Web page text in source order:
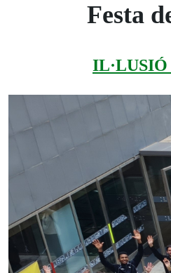
Festa
IL·LUSIÓ